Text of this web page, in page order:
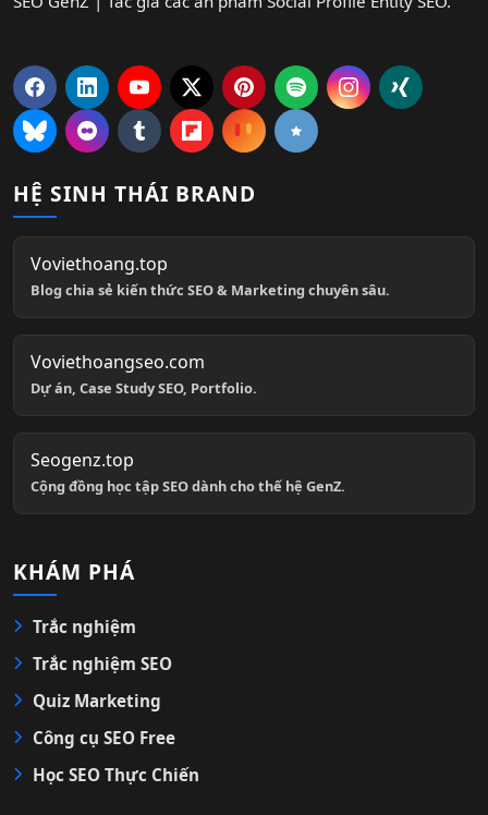
HỆ SINH THÁI BRAND
Voviethoang.top
Blog chia sẻ kiến thức SEO & Marketing chuyên sâu.
Voviethoangseo.com
Dự án, Case Study SEO, Portfolio.
Seogenz.top
Cộng đồng học tập SEO dành cho thế hệ GenZ.
KHÁM PHÁ
Trắc nghiệm
Trắc nghiệm SEO
Quiz Marketing
Công cụ SEO Free
Học SEO Thực Chiến